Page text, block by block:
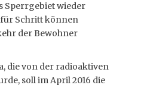
Sperrgebiet wieder
Schritt können
der Bewohner
die von der radioaktiven
soll im April 2016 die